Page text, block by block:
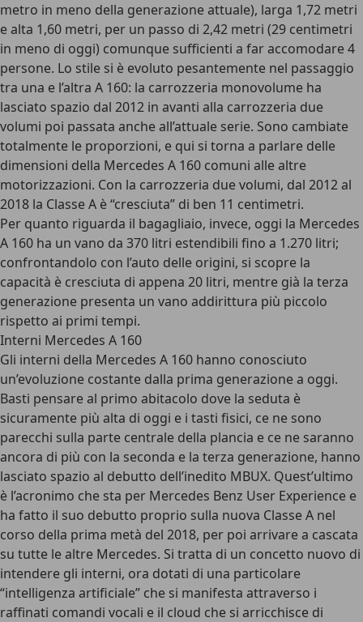
metro in meno della generazione attuale), larga 1,72 metri
e alta 1,60 metri, per un passo di 2,42 metri (29 centimetri
in meno di oggi) comunque sufficienti a far accomodare 4
persone. Lo stile si è evoluto pesantemente nel passaggio
tra una e l’altra A 160: la carrozzeria monovolume ha
lasciato spazio dal 2012 in avanti alla carrozzeria due
volumi poi passata anche all’attuale serie. Sono cambiate
totalmente le proporzioni, e qui si torna a parlare delle
dimensioni della Mercedes A 160 comuni alle altre
motorizzazioni. Con la carrozzeria due volumi, dal 2012 al
2018 la Classe A è “cresciuta” di ben 11 centimetri.
Per quanto riguarda il bagagliaio, invece, oggi la Mercedes
A 160 ha un vano da 370 litri estendibili fino a 1.270 litri;
confrontandolo con l’auto delle origini, si scopre la
capacità è cresciuta di appena 20 litri, mentre già la terza
generazione presenta un vano addirittura più piccolo
rispetto ai primi tempi.
Interni Mercedes A 160
Gli interni della Mercedes A 160 hanno conosciuto
un’evoluzione costante dalla prima generazione a oggi.
Basti pensare al primo abitacolo dove la seduta è
sicuramente più alta di oggi e i tasti fisici, ce ne sono
parecchi sulla parte centrale della plancia e ce ne saranno
ancora di più con la seconda e la terza generazione, hanno
lasciato spazio al debutto dell’inedito MBUX. Quest’ultimo
è l’acronimo che sta per Mercedes Benz User Experience e
ha fatto il suo debutto proprio sulla nuova Classe A nel
corso della prima metà del 2018, per poi arrivare a cascata
su tutte le altre Mercedes. Si tratta di un concetto nuovo di
intendere gli interni, ora dotati di una particolare
“intelligenza artificiale” che si manifesta attraverso i
raffinati comandi vocali e il cloud che si arricchisce di